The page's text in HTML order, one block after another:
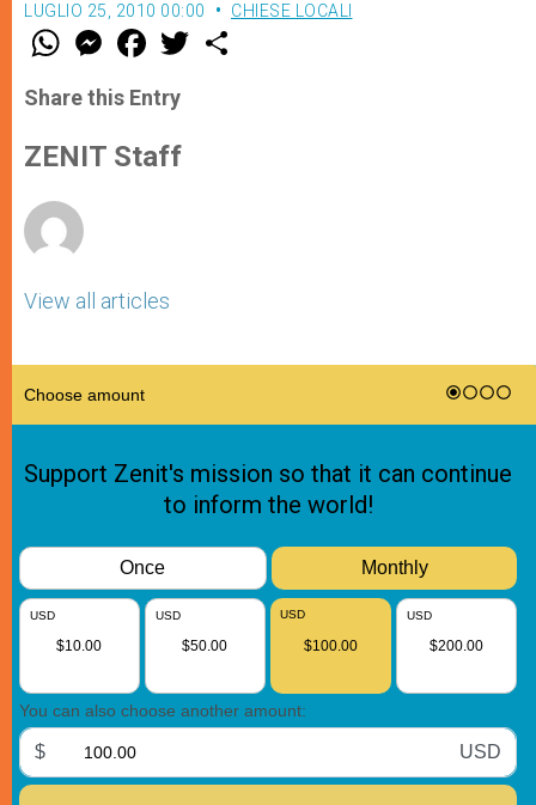
LUGLIO 25, 2010 00:00 CHIESE LOCALI
W
t
s
p
p
M
e
s
e
g
e
F
a
e
b
o
k
w
Share this Entry
ZENIT Staff
View all articles